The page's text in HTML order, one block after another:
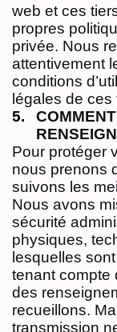
web et ces
propres
privée. Nous
attentivement
conditions
légales de ces
Pour protéger
nous prenons
suivons les
Nous avons
sécurité
physiques,
lesquelles
tenant compte
des
recueillons.
transmission